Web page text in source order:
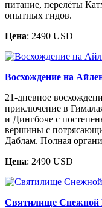
питание, перелёты
опытных гидов.
Цена: 2490 USD
Восхождение на
21-дневное
приключение в
и Дингбоче с
вершины с
Даблам. Полная
Цена: 2490 USD
Святилище Снежной